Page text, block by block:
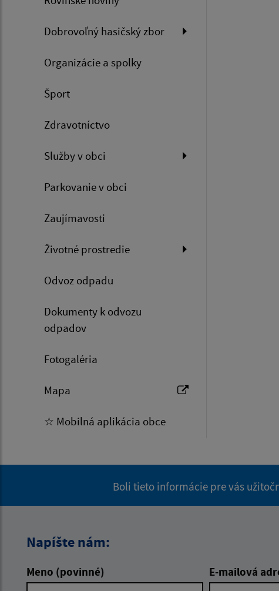
Dobrovoľný hasičský zbor
Organizácie a spolky
Šport
Zdravotníctvo
Služby v obci
Parkovanie v obci
Zaujímavosti
Životné prostredie
Odvoz odpadu
Dokumenty k odvozu
odpadov
Fotogaléria
Mapa
☆ Mobilná aplikácia obce
Boli tieto informácie pre vás
Napíšte nám:
Meno (povinné) E-mailová